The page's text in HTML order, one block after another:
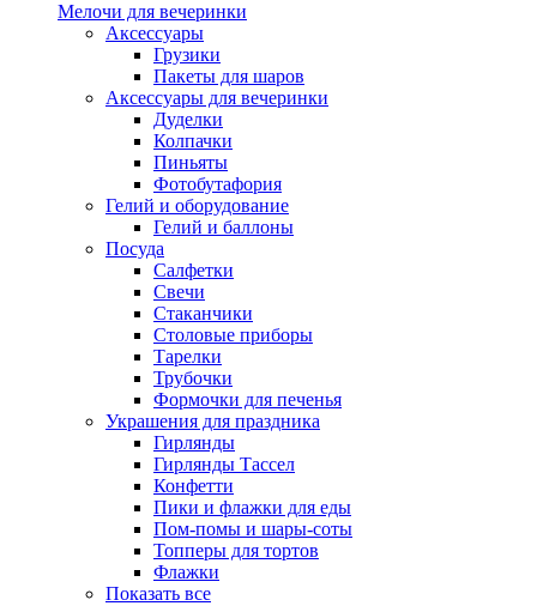
Мелочи для вечеринки
Аксессуары
Грузики
Пакеты для шаров
Аксессуары для вечеринки
Дуделки
Колпачки
Пиньяты
Фотобутафория
Гелий и оборудование
Гелий и баллоны
Посуда
Салфетки
Свечи
Стаканчики
Столовые приборы
Тарелки
Трубочки
Формочки для печенья
Украшения для праздника
Гирлянды
Гирлянды Тассел
Конфетти
Пики и флажки для еды
Пом-помы и шары-соты
Топперы для тортов
Флажки
Показать все